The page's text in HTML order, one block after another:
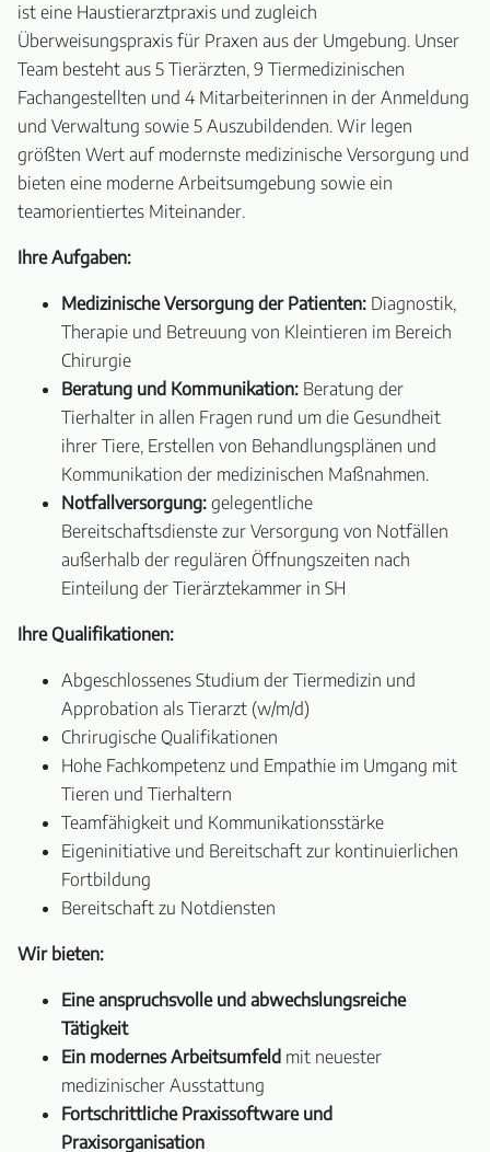
ist eine Haustierarztpraxis und zugleich
Überweisungspraxis für Praxen aus der Umgebung. Unser
Team besteht aus 5 Tierärzten, 9 Tiermedizinischen
Fachangestellten und 4 Mitarbeiterinnen in der Anmeldung
und Verwaltung sowie 5 Auszubildenden. Wir legen
größten Wert auf modernste medizinische Versorgung und
bieten eine moderne Arbeitsumgebung sowie ein
teamorientiertes Miteinander.
Ihre Aufgaben:
Medizinische Versorgung der Patienten: Diagnostik,
Therapie und Betreuung von Kleintieren im Bereich
Chirurgie
Beratung und Kommunikation: Beratung der
Tierhalter in allen Fragen rund um die Gesundheit
ihrer Tiere, Erstellen von Behandlungsplänen und
Kommunikation der medizinischen Maßnahmen.
Notfallversorgung: gelegentliche
Bereitschaftsdienste zur Versorgung von Notfällen
außerhalb der regulären Öffnungszeiten nach
Einteilung der Tierärztekammer in SH
Ihre Qualifikationen:
Abgeschlossenes Studium der Tiermedizin und
Approbation als Tierarzt (w/m/d)
Chrirugische Qualifikationen
Hohe Fachkompetenz und Empathie im Umgang mit
Tieren und Tierhaltern
Teamfähigkeit und Kommunikationsstärke
Eigeninitiative und Bereitschaft zur kontinuierlichen
Fortbildung
Bereitschaft zu Notdiensten
Wir bieten:
Eine anspruchsvolle und abwechslungsreiche
Tätigkeit
Ein modernes Arbeitsumfeld mit neuester
medizinischer Ausstattung
Fortschrittliche Praxissoftware und
Praxisorganisation